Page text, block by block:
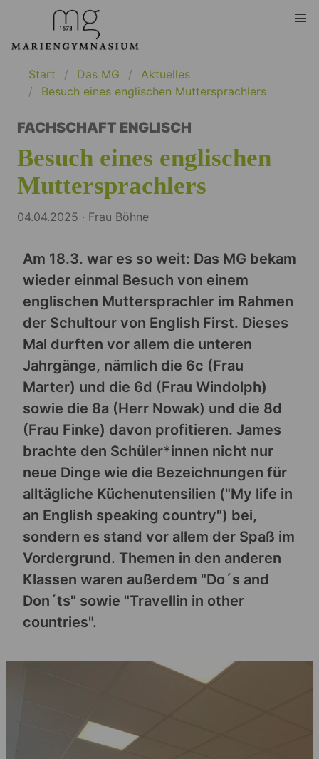
Start Das MG
Aktuelles
Besuch eines englischen Muttersprachlers
FACHSCHAFT ENGLISCH
Besuch eines englischen
Muttersprachlers
04.04.2025 · Frau Böhne
Am 18.3. war es so weit: Das MG bekam
wieder einmal Besuch von einem
englischen Muttersprachler im Rahmen
der Schultour von English First. Dieses
Mal durften vor allem die unteren
Jahrgänge, nämlich die 6c (Frau
Marter) und die 6d (Frau Windolph)
sowie die 8a (Herr Nowak) und die 8d
(Frau Finke) davon profitieren. James
brachte den Schüler*innen nicht nur
neue Dinge wie die Bezeichnungen für
alltägliche Küchenutensilien ("My life in
an English speaking country") bei,
sondern es stand vor allem der Spaß im
Vordergrund. Themen in den anderen
Klassen waren außerdem "Do´s and
Don´ts" sowie "Travellin in other
countries".